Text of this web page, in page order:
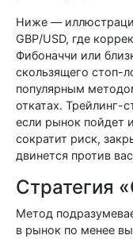
Ниже —
GBP/USD, где
Фибоначчи или
скользящего стоп-
популярным
откатах. Трейлинг-
если рынок пойдет
сократит риск,
двинется против
Стратегия
Метод
в рынок по менее